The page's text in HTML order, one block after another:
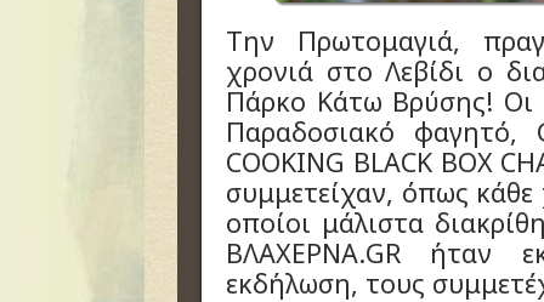
Την Πρωτομαγιά,
χρονιά στο Λεβίδι ο
Πάρκο Κάτω Βρύσης! Οι
Παραδοσιακό φαγητό,
COOKING BLACK BOX
συμμετείχαν, όπως κάθε
οποίοι μάλιστα
ΒΛΑΧΕΡΝΑ.GR ήταν
εκδήλωση, τους